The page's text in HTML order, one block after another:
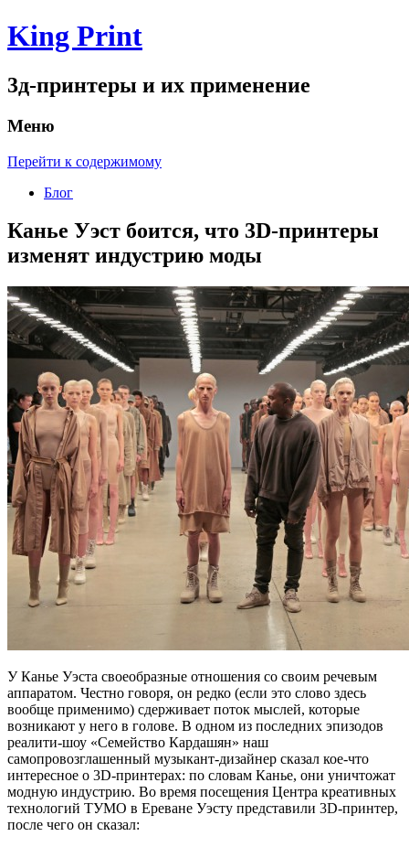
King Print
3д-принтеры и их применение
Меню
Перейти к содержимому
Блог
Канье Уэст боится, что 3D-принтеры
изменят индустрию моды
У Канье Уэста своеобразные отношения со своим речевым
аппаратом. Честно говоря, он редко (если это слово здесь
вообще применимо) сдерживает поток мыслей, которые
возникают у него в голове. В одном из последних эпизодов
реалити-шоу «Семейство Кардашян» наш
самопровозглашенный музыкант-дизайнер сказал кое-что
интересное о 3D-принтерах: по словам Канье, они уничтожат
модную индустрию. Во время посещения Центра креативных
технологий ТУМО в Ереване Уэсту представили 3D-принтер,
после чего он сказал: